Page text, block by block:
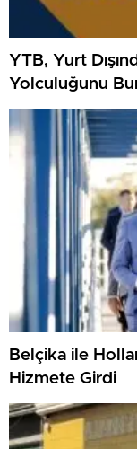
YTB, Yurt
Yolculuğunu
Belçika ile
Hizmete Girdi